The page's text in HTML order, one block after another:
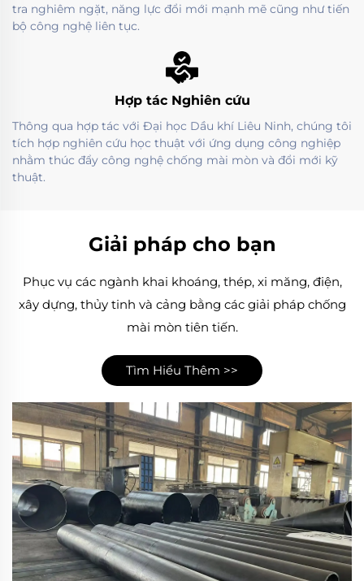
tra nghiêm ngặt, năng lực đổi mới mạnh mẽ cũng như tiến
bộ công nghệ liên tục.
Hợp tác Nghiên cứu
Thông qua hợp tác với Đại học Dầu khí Liêu Ninh, chúng tôi
tích hợp nghiên cứu học thuật với ứng dụng công nghiệp
nhằm thúc đẩy công nghệ chống mài mòn và đổi mới kỹ
thuật.
Giải pháp cho bạn
Phục vụ các ngành khai khoáng, thép, xi măng, điện,
xây dựng, thủy tinh và cảng bằng các giải pháp chống
mài mòn tiên tiến.
Tìm Hiểu Thêm >>